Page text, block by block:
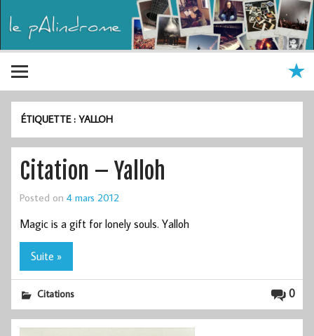
ÉTIQUETTE :YALLOH
Citation – Yalloh
Posted on 4 mars 2012
Magic is a gift for lonely souls. Yalloh
Suite »
0
Citations